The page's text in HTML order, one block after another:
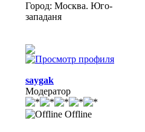
Город: Москва. Юго-
западаня
saygak
Модератор
Offline